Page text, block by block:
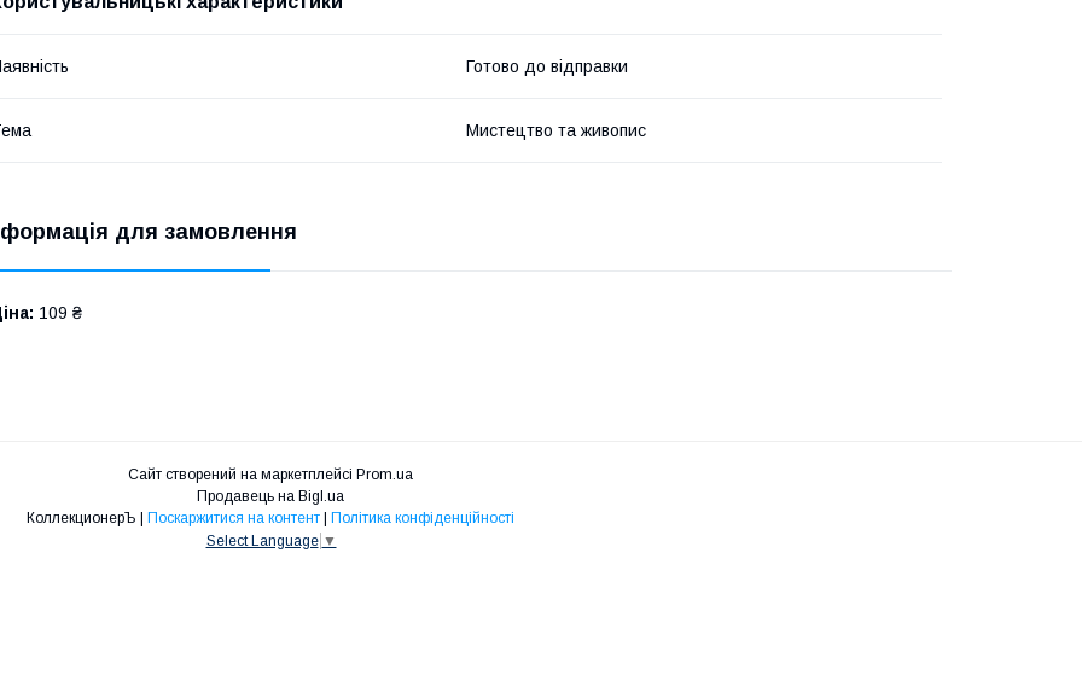
Готово до відправки
Мистецтво та живопис
для замовлення
109 ₴
Сайт створений на маркетплейсі Prom.ua
Продавець на Bigl.ua
Поскаржитися на контент
Політика конфіденційності
Select Language ▼